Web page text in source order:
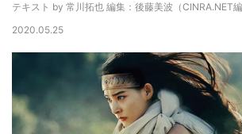
テキスト by 常川拓也 編集：後藤美波（CINRA.NET編
2020.05.25